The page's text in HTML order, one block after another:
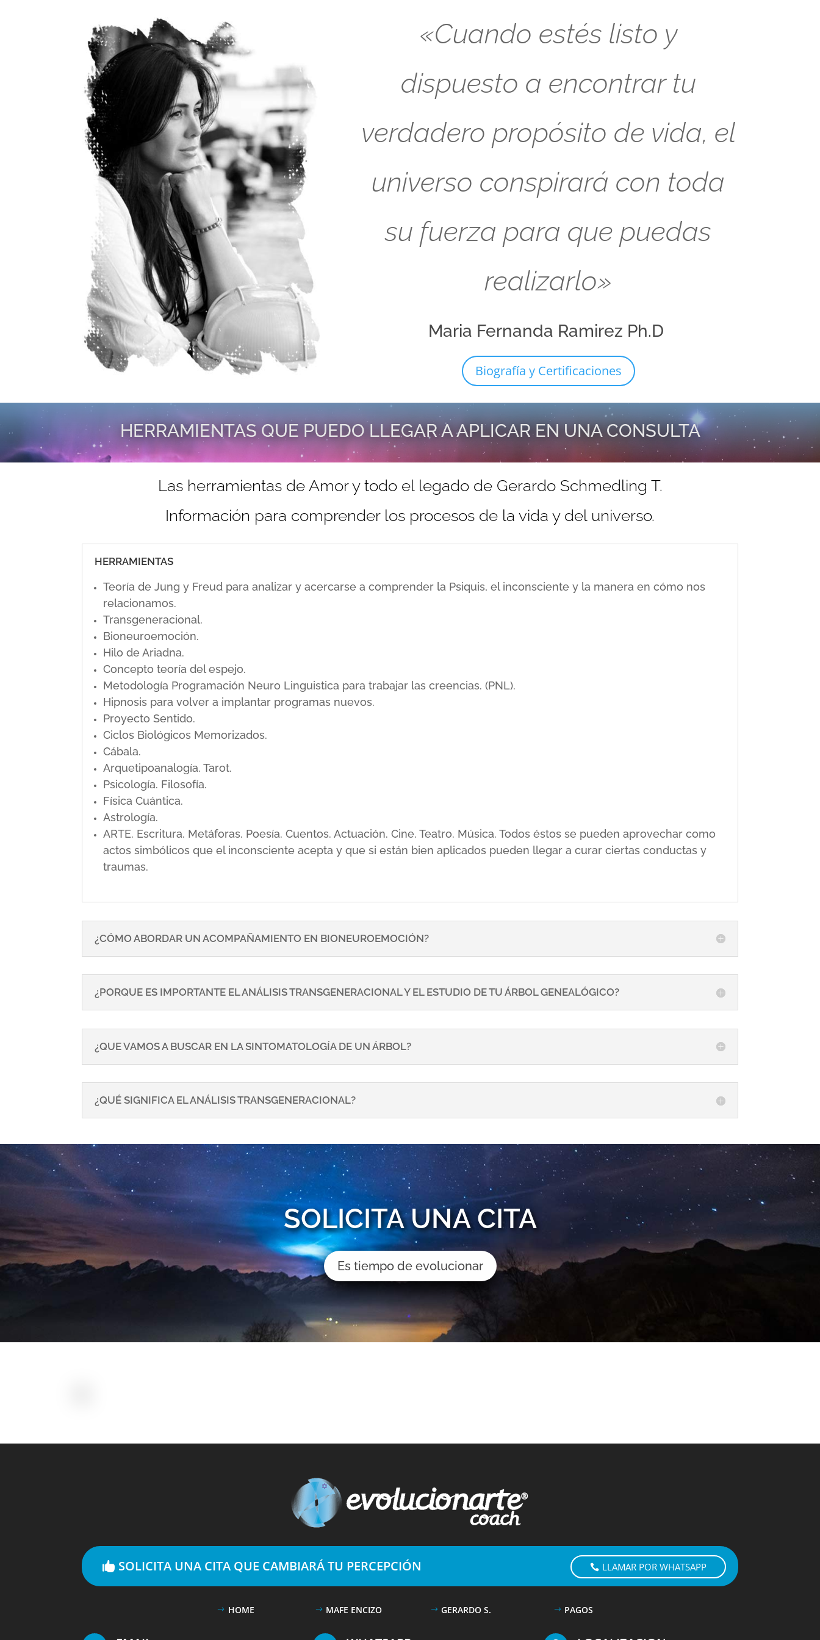
«Cuando estés listo y
dispuesto a encontrar tu
verdadero propósito de vida, el
universo conspirará con toda
su fuerza para que puedas
realizarlo»
Maria Fernanda Ramirez Ph.D
Biografía y Certificaciones
HERRAMIENTAS QUE PUEDO LLEGAR A APLICAR EN UNA CONSULTA
Las herramientas de Amor y todo el legado de Gerardo Schmedling T.
Información para comprender los procesos de la vida y del universo.
HERRAMIENTAS
Teoría de Jung y Freud para analizar y acercarse a comprender la Psiquis, el inconsciente y la manera en cómo nos
relacionamos.
Transgeneracional.
Bioneuroemoción.
Hilo de Ariadna.
Concepto teoría del espejo.
Metodología Programación Neuro Linguistica para trabajar las creencias. (PNL).
Hipnosis para volver a implantar programas nuevos.
Proyecto Sentido.
Ciclos Biológicos Memorizados.
Cábala.
Arquetipoanalogía. Tarot.
Psicología. Filosofía.
Física Cuántica.
Astrología.
ARTE. Escritura. Metáforas. Poesía. Cuentos. Actuación. Cine. Teatro. Música. Todos éstos se pueden aprovechar como
actos simbólicos que el inconsciente acepta y que si están bien aplicados pueden llegar a curar ciertas conductas y
traumas.
¿CÓMO ABORDAR UN ACOMPAÑAMIENTO EN BIONEUROEMOCIÓN?
¿PORQUE ES IMPORTANTE EL ANÁLISIS TRANSGENERACIONAL Y EL ESTUDIO DE TU ÁRBOL GENEALÓGICO?
¿QUE VAMOS A BUSCAR EN LA SINTOMATOLOGÍA DE UN ÁRBOL?
¿QUÉ SIGNIFICA EL ANÁLISIS TRANSGENERACIONAL?
SOLICITA UNA CITA
Es tiempo de evolucionar
SOLICITA UNA CITA QUE CAMBIARÁ TU PERCEPCIÓN LLAMAR POR WHATSAPP
HOME MAFE ENCIZO GERARDO S. PAGOS